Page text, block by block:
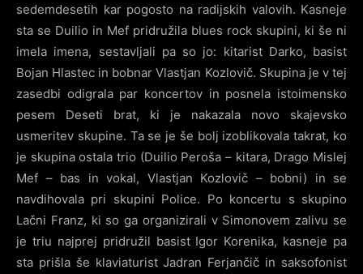
sedemdesetih kar pogosto na radijskih valovih. Kasneje
sta se Duilio in Mef pridružila blues rock skupini, ki še ni
imela imena, sestavljali pa so jo: kitarist Darko, basist
Bojan Hlastec in bobnar Vlastjan Kozlovič. Skupina je v tej
zasedbi odigrala par koncertov in posnela istoimensko
pesem Deseti brat, ki je nakazala novo skajevsko
usmeritev skupine. Ta se je še bolj izoblikovala takrat, ko
je skupina ostala trio (Duilio Peroša – kitara, Drago Mislej
Mef – bas in vokal, Vlastjan Kozlovič – bobni) in se
navdihovala pri skupini Police. Po koncertu s skupino
Lačni Franz, ki so ga organizirali v Simonovem zalivu se
je triu najprej pridružil basist Igor Korenika, kasneje pa
sta prišla še klaviaturist Jadran Ferjančič in saksofonist